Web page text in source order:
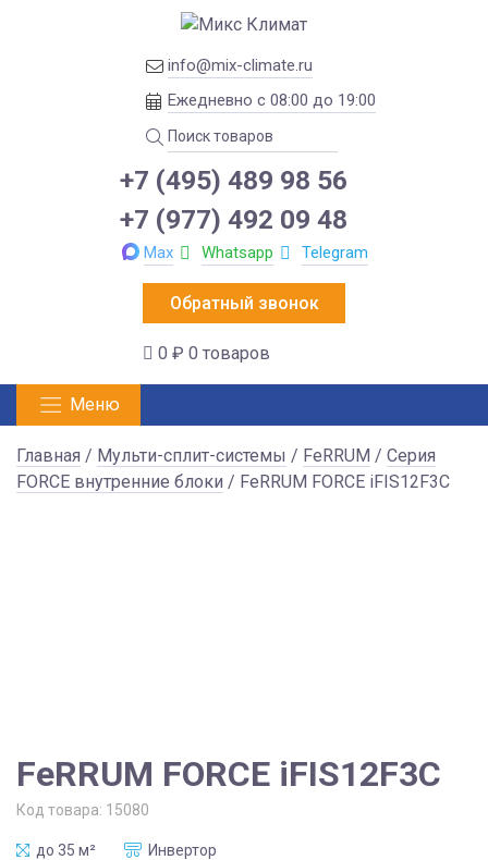
info@mix-climate.ru
Ежедневно с 08:00 до 19:00
+7 (495) 489 98 56
+7 (977) 492 09 48
Max Whatsapp Telegram
Обратный звонок
0 ₽ 0 товаров
Меню
Главная / Мульти-сплит-системы / FeRRUM / Серия
FORCE внутренние блоки / FeRRUM FORCE iFIS12F3С
FeRRUM FORCE iFIS12F3С
Код товара: 15080
до 35 м²
Инвертор